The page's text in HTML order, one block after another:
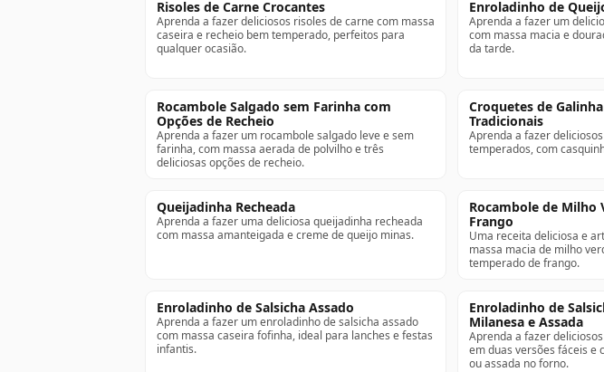
Risoles de Carne Crocantes
Aprenda a fazer deliciosos risoles de carne com massa
caseira e recheio bem temperado, perfeitos para
qualquer ocasião.
Enroladinho de
Aprenda a fazer um
com massa macia e
da tarde.
Rocambole Salgado sem Farinha com
Opções de Recheio
Aprenda a fazer um rocambole salgado leve e sem
farinha, com massa aerada de polvilho e três
deliciosas opções de recheio.
Croquetes de
Tradicionais
Aprenda a fazer
temperados, com
Queijadinha Recheada
Aprenda a fazer uma deliciosa queijadinha recheada
com massa amanteigada e creme de queijo minas.
Rocambole de Milho
Frango
Uma receita deliciosa e
massa macia de milho
temperado de frango.
Enroladinho de Salsicha Assado
Aprenda a fazer um enroladinho de salsicha assado
com massa caseira fofinha, ideal para lanches e festas
infantis.
Enroladinho de
Milanesa e Assada
Aprenda a fazer
em duas versões fáceis e
ou assada no forno.